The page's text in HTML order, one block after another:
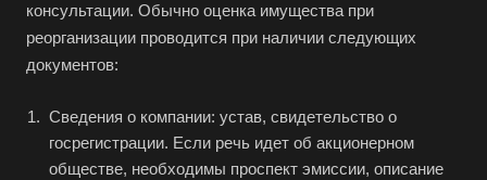
консультации. Обычно оценка имущества при
реорганизации проводится при наличии следующих
документов:
Сведения о компании: устав, свидетельство о
госрегистрации. Если речь идет об акционерном
обществе, необходимы проспект эмиссии, описание
Архангельск
Астрахань